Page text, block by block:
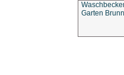
Garten